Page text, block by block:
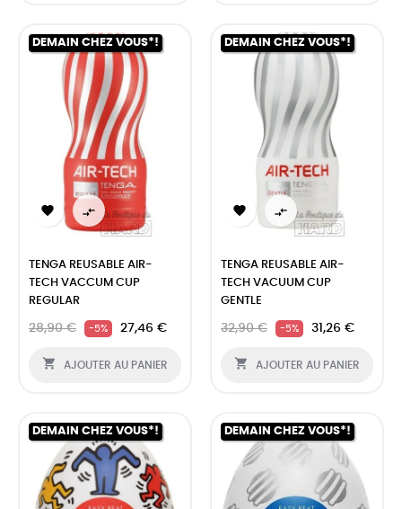
DEMAIN CHEZ VOUS*!
 
TENGA REUSABLE AIR-
TECH VACCUM CUP
REGULAR
28,90 € -5% 27,46 €
 AJOUTER AU PANIER
DEMAIN CHEZ VOUS*!
 
TENGA REUSABLE AIR-
TECH VACUUM CUP
GENTLE
32,90 € -5% 31,26 €
 AJOUTER AU PANIER
DEMAIN CHEZ VOUS*! DEMAIN CHEZ VOUS*!